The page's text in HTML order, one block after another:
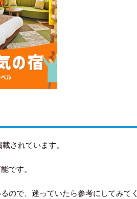
されています。
です。
ので、迷っていたら参考にしてみてく